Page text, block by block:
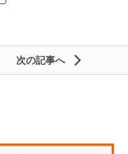
次の記事